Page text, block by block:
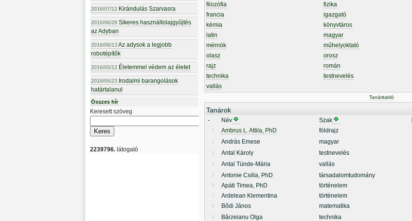
2016/07/12 Kirándulás Szarvasra
2016/06/28 Sikeres használtolajgyűjtés
az Adyban
2016/06/13Az adysok a legjobb
robotépítők
2016/05/12 Életemmel védem az életet
2016/05/23 Irodalmi barangolások
határtalanul
Összes hír
Keresett szöveg
2239796. látogató
filozófia
fizika
francia
igazgató
kémia
könyvtáros
latin
magyar
mérnök
műhelyoktató
olasz
orosz
rajz
román
technika
testnevelés
vallás
Tanáritabló
Tanárok
- Név Szak
1 Ambrus L. Attila, PhD földrajz
2 András Emese magyar
3 Antal Károly testnevelés
4 Antal Tünde-Mária vallás
5 Antonie Csilla, PhD társadalomtudomány
6 Apáti Timea, PhD történelem
7 Ardelean Klementina történelem
8 Bődi János matematika
9 Bârzeianu Olga technika